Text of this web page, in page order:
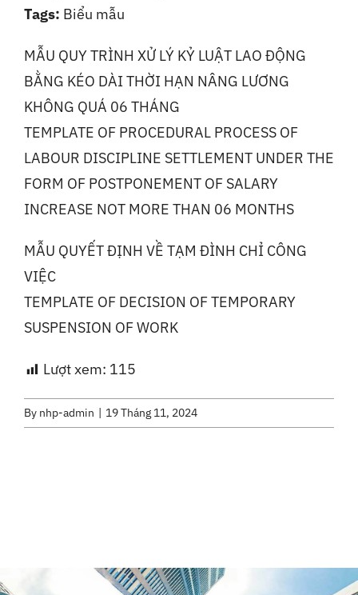
MẪU QUY TRÌNH XỬ LÝ KỶ LUẬT LAO ĐỘNG
BẰNG KÉO DÀI THỜI HẠN NÂNG LƯƠNG
KHÔNG QUÁ 06 THÁNG
TEMPLATE OF PROCEDURAL PROCESS OF
LABOUR DISCIPLINE SETTLEMENT UNDER THE
FORM OF POSTPONEMENT OF SALARY
INCREASE NOT MORE THAN 06 MONTHS
MẪU QUYẾT ĐỊNH VỀ TẠM ĐÌNH CHỈ CÔNG
VIỆC
TEMPLATE OF DECISION OF TEMPORARY
SUSPENSION OF WORK
Lượt xem: 115
Tags: Biểu mẫu
By nhp-admin 19 Tháng 11, 2024